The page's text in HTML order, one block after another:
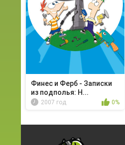
Финес и Ферб - Записки
из подполья: Н...
2007 год 0%